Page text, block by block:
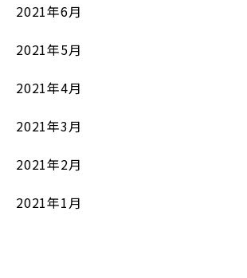
2021年6月
2021年5月
2021年4月
2021年3月
2021年2月
2021年1月